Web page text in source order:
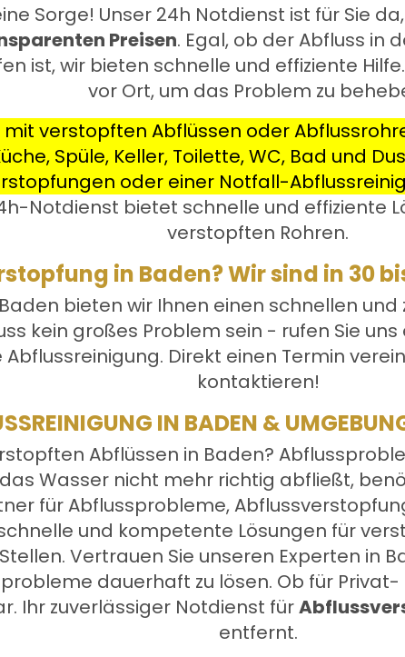
Sorge! Unser 24h Notdienst ist für Sie
Preisen. Egal, ob der Abfluss in
ist, wir bieten schnelle und effiziente
vor Ort, um das Problem zu
mit verstopften Abflüssen oder
Spüle, Keller, Toilette, WC, Bad und
oder einer Notfall-
Notdienst bietet schnelle und effiziente
verstopften Rohren.
in Baden? Wir sind in 30
bieten wir Ihnen einen schnellen und
kein großes Problem sein - rufen Sie
Direkt einen Termin
kontaktieren!
IN BADEN &
Abflüssen in Baden?
Wasser nicht mehr richtig abfließt,
für Abflussprobleme,
und kompetente Lösungen für
Vertrauen Sie unseren Experten in
dauerhaft zu lösen. Ob für
Ihr zuverlässiger Notdienst für
entfernt.